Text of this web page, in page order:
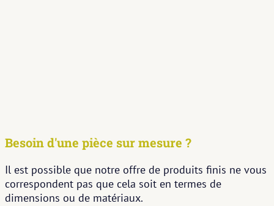
Besoin d'une pièce sur mesure ?
Il est possible que notre offre de produits finis ne vous
correspondent pas que cela soit en termes de
dimensions ou de matériaux.